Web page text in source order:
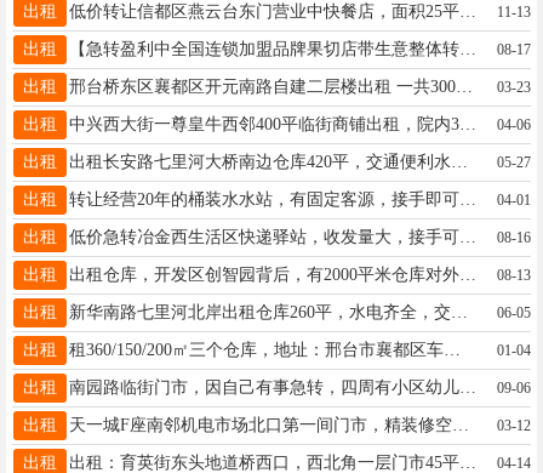
出租 低价转让信都区燕云台东门营业中快餐店，面积25平米可空转可带技术设备转，有固定客源接手可盈利。☎️18803291813 11-13
出租 【急转盈利中全国连锁加盟品牌果切店带生意整体转让】桥东区新华北路华北五金机电市场内65平，13651111444 08-17
出租 邢台桥东区襄都区开元南路自建二层楼出租 一共300多平可当库房 工作室 居住 都可以联系电话18631977267 03-23
出租 中兴西大街一尊皇牛西邻400平临街商铺出租，院内360平办公场地出租，交通便利，黄金地段。电话18932960700 04-06
出租 05-27
出租 04-01
出租 08-16
出租 出租仓库，开发区创智园背后，有2000平米仓库对外出租，可分租。24小时门卫值班，有监控，电话:13932951096 08-13
出租 新华南路七里河北岸出租仓库260平，水电齐全，交通便利。电话13223288788 06-05
出租 租360/150/200㎡三个仓库，地址：邢台市襄都区车站南街申庄西口（老化轻仓库）张经理13091298617 01-04
出租 南园路临街门市，因自己有事急转，四周有小区幼儿园初中小学，交通便利，有意15833646551 09-06
出租 天一城F座南邻机电市场北口第一间门市，精装修空调柜机挂机，上下一二层98㎡。出租价格面议电话15933376681 03-12
出租 出租：育英街东头地道桥西口，西北角一层门市45平方左右，有地暖，没有物业费13171955555 04-14